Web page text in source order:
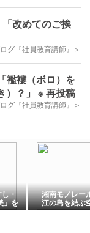
「改めてのご挨
教育講師』＞
襤褸（ボロ）を
）？」 ※ 再投稿
教育講師』＞
・
」を
し
湘南モノレー
江の島を結ぶ